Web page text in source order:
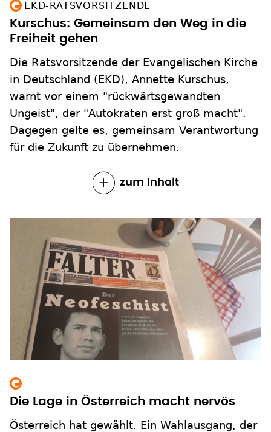
EKD-RATSVORSITZENDE
Kurschus: Gemeinsam den Weg in die
Freiheit gehen
Die Ratsvorsitzende der Evangelischen Kirche
in Deutschland (EKD), Annette Kurschus,
warnt vor einem "rückwärtsgewandten
Ungeist", der "Autokraten erst groß macht".
Dagegen gelte es, gemeinsam Verantwortung
für die Zukunft zu übernehmen.
zum Inhalt
Die Lage in Österreich macht nervös
Österreich hat gewählt. Ein Wahlausgang, der